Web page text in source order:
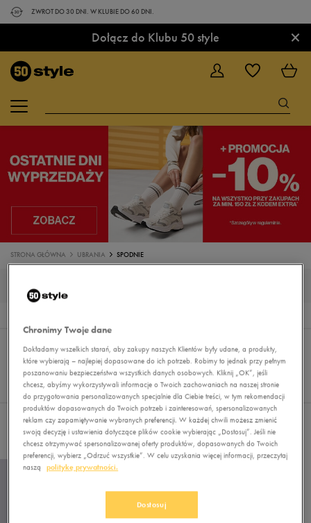
ZWROT DO 30 DNI. W KLUBIE DO 60 DNI.
Dołącz do Klubu 50 style ×
STRONA GŁÓWNA UBRANIA SPODNIE
SPODNIE DRESOWE, SPORTOWE KOLOR RÓŻOWY
REKOMENDOWANE
Pokaż
60
z 1
Wybrane filtry: RÓŻOWY Wyczyść filtry
Chronimy Twoje dane
Dokładamy wszelkich starań, aby zakupy naszych Klientów były udane, a produkty,
które wybierają – najlepiej dopasowane do ich potrzeb. Robimy to jednak przy pełnym
poszanowaniu bezpieczeństwa wszystkich danych osobowych. Kliknij „OK”, jeśli
chcesz, abyśmy wykorzystywali informacje o Twoich zachowaniach na naszej stronie
do przygotowania personalizowanych specjalnie dla Ciebie treści, w tym rekomendacji
produktów dopasowanych do Twoich potrzeb i zainteresowań, spersonalizowanych
reklam czy zapamiętywanie wybranych preferencji. W każdej chwili możesz zmienić
swoją decyzję i ustawienia dotyczące plików cookie wybierając „Dostosuj”. Jeśli nie
chcesz otrzymywać spersonalizowanej oferty produktów, dopasowanych do Twoich
preferencji, wybierz „Odrzuć wszystkie”. W celu uzyskania więcej informacji, przeczytaj
naszą
politykę prywatności.
Dostosuj